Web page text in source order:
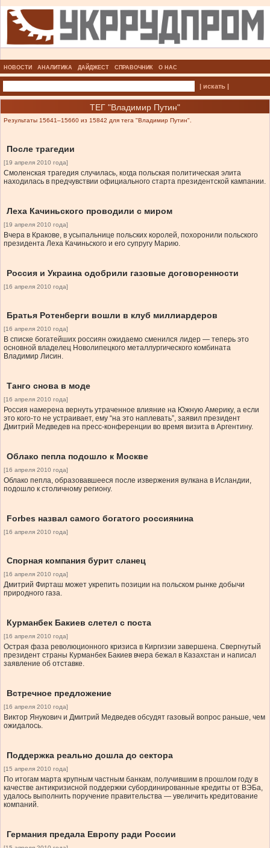
НОВОСТИ АНАЛИТИКА ДАЙДЖЕСТ СПРАВОЧНИК О НАС
| искать |
ТЕГ "Владимир Путин"
Результаты 15641–15660 из 15842 для тега "Владимир Путин".
После трагедии
[19 апреля 2010 года]
Смоленская трагедия случилась, когда польская политическая элита
находилась в предчувствии официального старта президентской кампании.
Леха Качиньского проводили с миром
[19 апреля 2010 года]
Вчера в Кракове, в усыпальнице польских королей, похоронили польского
президента Леха Качиньского и его супругу Марию.
Россия и Украина одобрили газовые договоренности
[16 апреля 2010 года]
Братья Ротенберги вошли в клуб миллиардеров
[16 апреля 2010 года]
В списке богатейших россиян ожидаемо сменился лидер — теперь это
основной владелец Новолипецкого металлургического комбината
Владимир Лисин.
Танго снова в моде
[16 апреля 2010 года]
Россия намерена вернуть утраченное влияние на Южную Америку, а если
это кого-то не устраивает, ему “на это наплевать”, заявил президент
Дмитрий Медведев на пресс-конференции во время визита в Аргентину.
Облако пепла подошло к Москве
[16 апреля 2010 года]
Облако пепла, образовавшееся после извержения вулкана в Исландии,
подошло к столичному региону.
Forbes назвал самого богатого россиянина
[16 апреля 2010 года]
Спорная компания бурит сланец
[16 апреля 2010 года]
Дмитрий Фирташ может укрепить позиции на польском рынке добычи
природного газа.
Курманбек Бакиев слетел с поста
[16 апреля 2010 года]
Острая фаза революционного кризиса в Киргизии завершена. Свергнутый
президент страны Курманбек Бакиев вчера бежал в Казахстан и написал
заявление об отставке.
Встречное предложение
[16 апреля 2010 года]
Виктор Янукович и Дмитрий Медведев обсудят газовый вопрос раньше, чем
ожидалось.
Поддержка реально дошла до сектора
[15 апреля 2010 года]
По итогам марта крупным частным банкам, получившим в прошлом году в
качестве антикризисной поддержки субординированные кредиты от ВЭБа,
удалось выполнить поручение правительства — увеличить кредитование
компаний.
Германия предала Европу ради России